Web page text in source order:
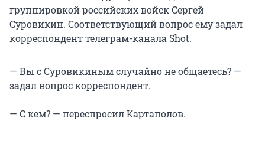
группировкой российских войск Сергей
Суровикин. Соответствующий вопрос ему задал
корреспондент телеграм-канала Shot.
— Вы с Суровикиным случайно не общаетесь? —
задал вопрос корреспондент.
— С кем? — переспросил Картаполов.